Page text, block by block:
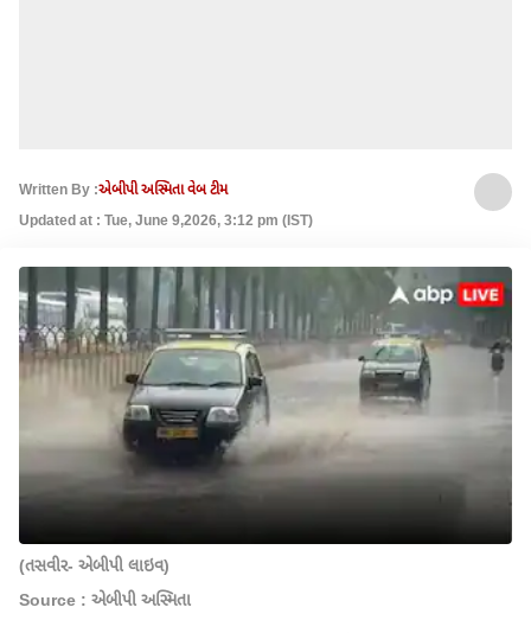
Written By :એબીપી અસ્મિતા વેબ ટીમ
Updated at : Tue, June 9,2026, 3:12 pm (IST)
(તસવીર- એબીપી લાઇવ)
Source : એબીપી અસ્મિતા